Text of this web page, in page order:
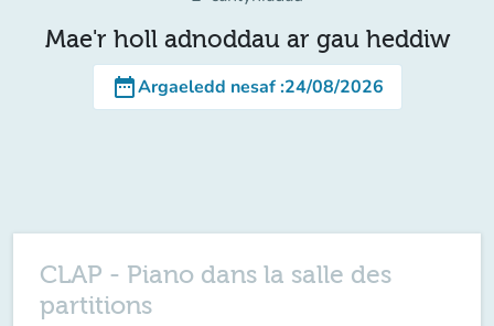
Mae'r holl adnoddau ar gau heddiw
date_rangeArgaeledd nesaf:24/08/2026
CLAP - Piano dans la salle des
partitions